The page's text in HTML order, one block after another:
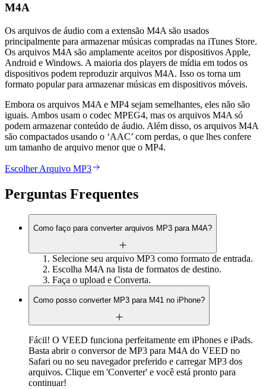
M4A
Os arquivos de áudio com a extensão M4A são usados
principalmente para armazenar músicas compradas na iTunes Store.
Os arquivos M4A são amplamente aceitos por dispositivos Apple,
Android e Windows. A maioria dos players de mídia em todos os
dispositivos podem reproduzir arquivos M4A. Isso os torna um
formato popular para armazenar músicas em dispositivos móveis.
Embora os arquivos M4A e MP4 sejam semelhantes, eles não são
iguais. Ambos usam o codec MPEG4, mas os arquivos M4A só
podem armazenar conteúdo de áudio. Além disso, os arquivos M4A
são compactados usando o ‘AAC’ com perdas, o que lhes confere
um tamanho de arquivo menor que o MP4.
Escolher Arquivo MP3
Perguntas Frequentes
Como faço para converter arquivos MP3 para M4A?
Selecione seu arquivo MP3 como formato de entrada.
Escolha M4A na lista de formatos de destino.
Faça o upload e Converta.
Como posso converter MP3 para M41 no iPhone?
Fácil! O VEED funciona perfeitamente em iPhones e iPads.
Basta abrir o conversor de MP3 para M4A do VEED no
Safari ou no seu navegador preferido e carregar MP3 dos
arquivos. Clique em 'Converter' e você está pronto para
continuar!